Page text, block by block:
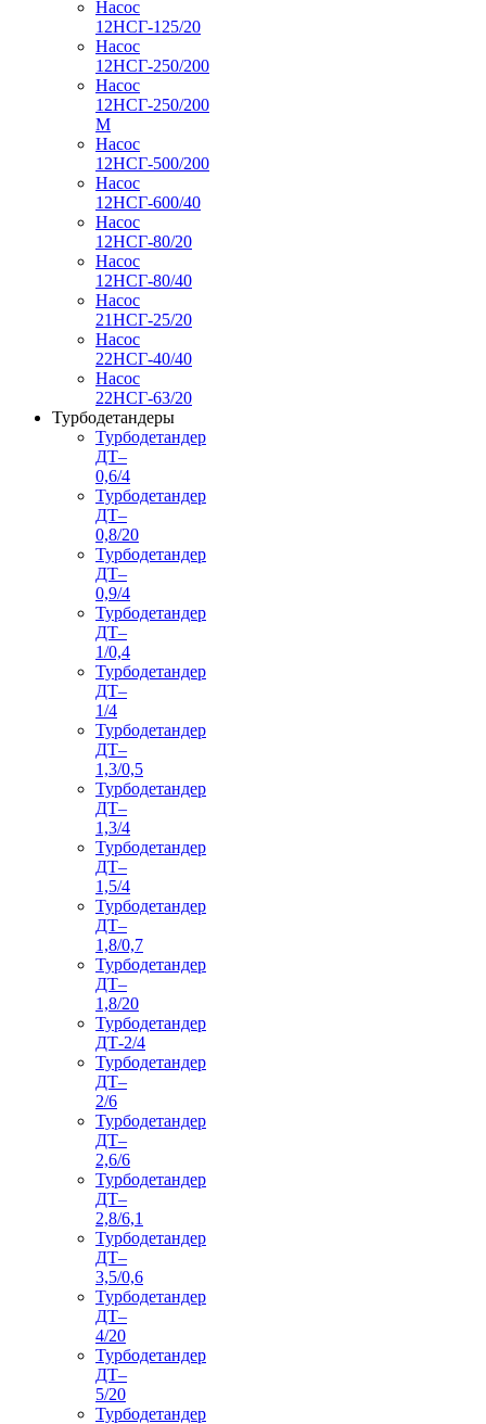
Насос
12НСГ-125/20
Насос
12НСГ-250/200
Насос
12НСГ-250/200
М
Насос
12НСГ-500/200
Насос
12НСГ-600/40
Насос
12НСГ-80/20
Насос
12НСГ-80/40
Насос
21НСГ-25/20
Насос
22НСГ-40/40
Насос
22НСГ-63/20
Турбодетандеры
Турбодетандер
ДТ–
0,6/4
Турбодетандер
ДТ–
0,8/20
Турбодетандер
ДТ–
0,9/4
Турбодетандер
ДТ–
1/0,4
Турбодетандер
ДТ–
1/4
Турбодетандер
ДТ–
1,3/0,5
Турбодетандер
ДТ–
1,3/4
Турбодетандер
ДТ–
1,5/4
Турбодетандер
ДТ–
1,8/0,7
Турбодетандер
ДТ–
1,8/20
Турбодетандер
ДТ-2/4
Турбодетандер
ДТ–
2/6
Турбодетандер
ДТ–
2,6/6
Турбодетандер
ДТ–
2,8/6,1
Турбодетандер
ДТ–
3,5/0,6
Турбодетандер
ДТ–
4/20
Турбодетандер
ДТ–
5/20
Турбодетандер